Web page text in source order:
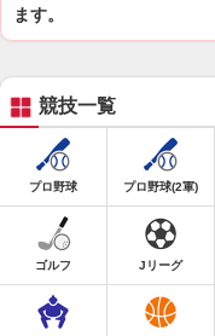
ます。
競技一覧
プロ野球 プロ野球(2軍)
ゴルフ Jリーグ